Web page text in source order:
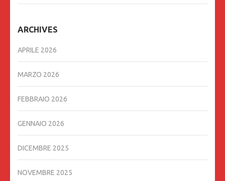
ARCHIVES
APRILE 2026
MARZO 2026
FEBBRAIO 2026
GENNAIO 2026
DICEMBRE 2025
NOVEMBRE 2025